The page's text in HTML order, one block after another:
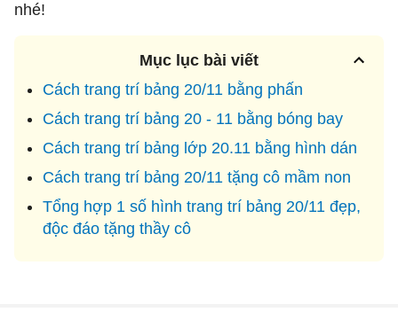
nhé!
Mục lục bài viết
Cách trang trí bảng 20/11 bằng phấn
Cách trang trí bảng 20 - 11 bằng bóng bay
Cách trang trí bảng lớp 20.11 bằng hình dán
Cách trang trí bảng 20/11 tặng cô mầm non
Tổng hợp 1 số hình trang trí bảng 20/11 đẹp,
độc đáo tặng thầy cô